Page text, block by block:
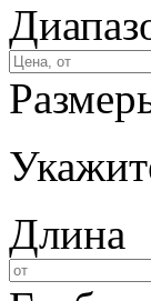
Длина